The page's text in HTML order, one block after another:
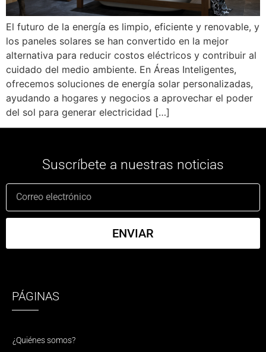
El futuro de la energía es limpio, eficiente y renovable, y
los paneles solares se han convertido en la mejor
alternativa para reducir costos eléctricos y contribuir al
cuidado del medio ambiente. En Áreas Inteligentes,
ofrecemos soluciones de energía solar personalizadas,
ayudando a hogares y negocios a aprovechar el poder
del sol para generar electricidad […]
Suscríbete a nuestras noticias
ENVIAR
PÁGINAS
¿Quiénes somos?